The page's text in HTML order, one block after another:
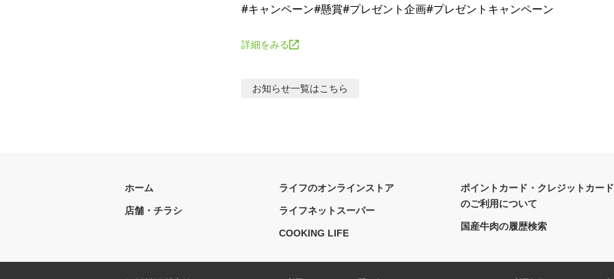
詳細をみる
お知らせ一覧はこちら
ホーム
店舗・チラシ
ライフのオンラインストア
ライフネットスーパー
COOKING LIFE
ポイントカード・クレジットカード
のご利用について
国産牛肉の履歴検索